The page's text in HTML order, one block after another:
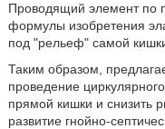
Проводящий элемент по
формулы изобретения
под "рельеф" самой
Таким образом,
проведение
прямой кишки и снизить
развитие гнойно-